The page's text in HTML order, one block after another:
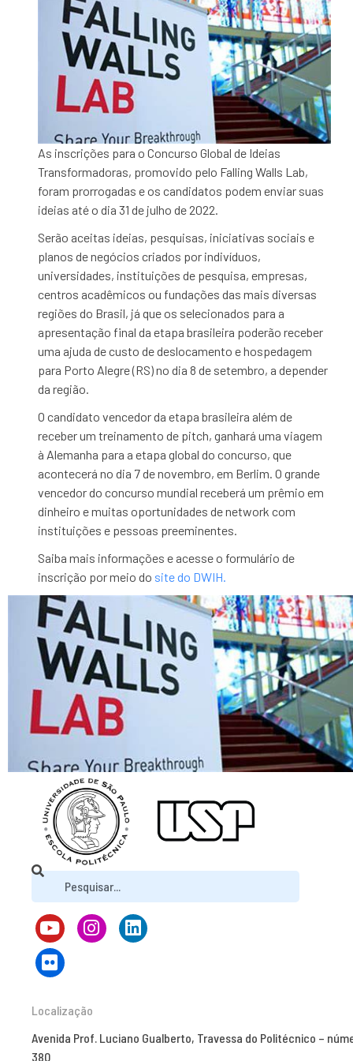
As inscrições para o Concurso Global de Ideias
Transformadoras, promovido pelo Falling Walls Lab,
foram prorrogadas e os candidatos podem enviar suas
ideias até o dia 31 de julho de 2022.
Serão aceitas ideias, pesquisas, iniciativas sociais e
planos de negócios criados por indivíduos,
universidades, instituições de pesquisa, empresas,
centros acadêmicos ou fundações das mais diversas
regiões do Brasil, já que os selecionados para a
apresentação final da etapa brasileira poderão receber
uma ajuda de custo de deslocamento e hospedagem
para Porto Alegre (RS) no dia 8 de setembro, a depender
da região.
O candidato vencedor da etapa brasileira além de
receber um treinamento de pitch, ganhará uma viagem
à Alemanha para a etapa global do concurso, que
acontecerá no dia 7 de novembro, em Berlim. O grande
vencedor do concurso mundial receberá um prêmio em
dinheiro e muitas oportunidades de network com
instituições e pessoas preeminentes.
Saiba mais informações e acesse o formulário de
inscrição por meio do site do DWIH.
Localização
Avenida Prof. Luciano Gualberto, Travessa do Politécnico –
380